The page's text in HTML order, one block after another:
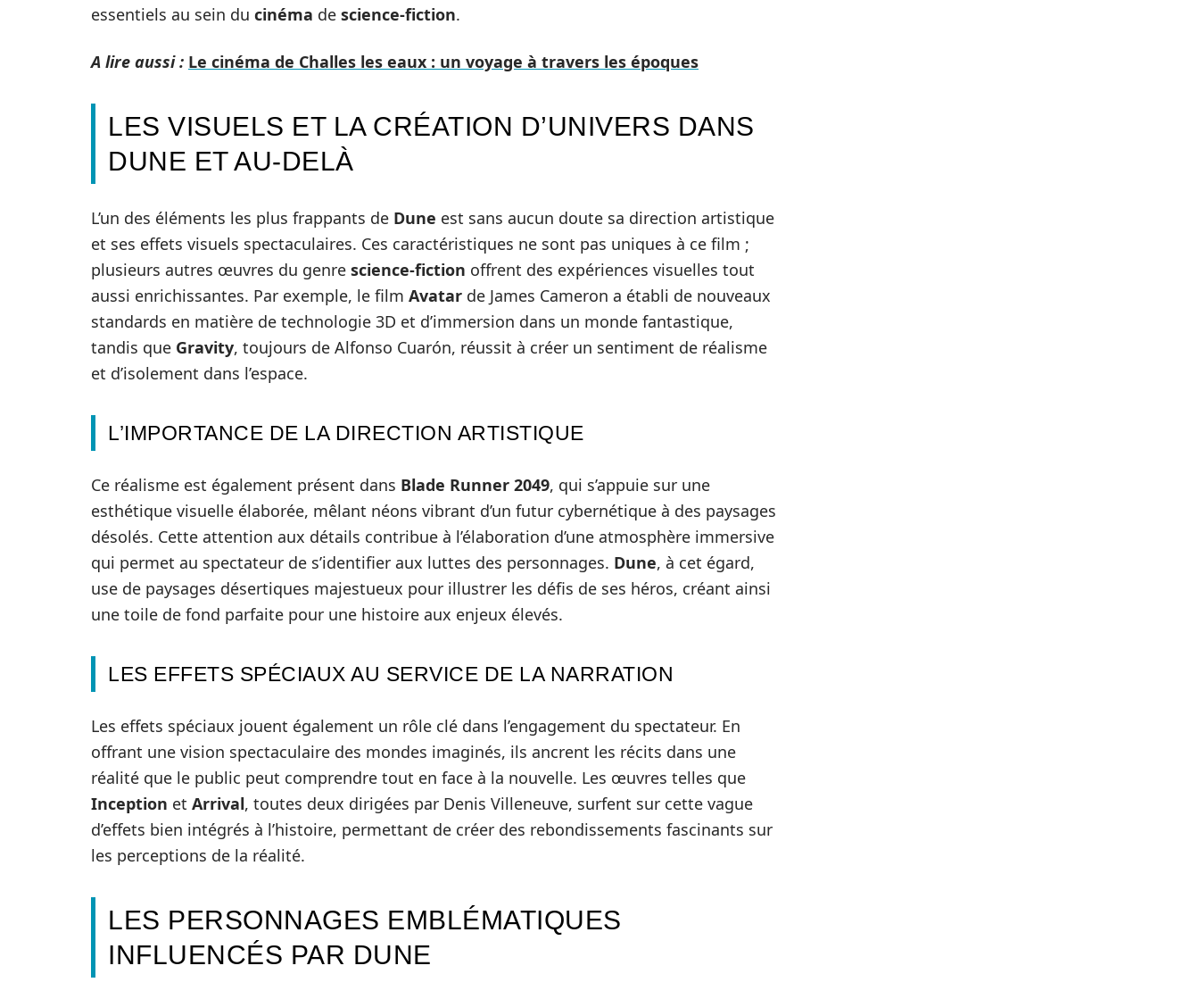
essentiels au sein du cinéma de science-fiction.
A lire aussi : Le cinéma de Challes les eaux : un voyage à travers les époques
LES VISUELS ET LA CRÉATION D’UNIVERS DANS
DUNE ET AU-DELÀ
L’un des éléments les plus frappants de Dune est sans aucun doute sa direction artistique
et ses effets visuels spectaculaires. Ces caractéristiques ne sont pas uniques à ce film ;
plusieurs autres œuvres du genre science-fiction offrent des expériences visuelles tout
aussi enrichissantes. Par exemple, le film Avatar de James Cameron a établi de nouveaux
standards en matière de technologie 3D et d’immersion dans un monde fantastique,
tandis que Gravity, toujours de Alfonso Cuarón, réussit à créer un sentiment de réalisme
et d’isolement dans l’espace.
L’IMPORTANCE DE LA DIRECTION ARTISTIQUE
Ce réalisme est également présent dans Blade Runner 2049, qui s’appuie sur une
esthétique visuelle élaborée, mêlant néons vibrant d’un futur cybernétique à des paysages
désolés. Cette attention aux détails contribue à l’élaboration d’une atmosphère immersive
qui permet au spectateur de s’identifier aux luttes des personnages. Dune, à cet égard,
use de paysages désertiques majestueux pour illustrer les défis de ses héros, créant ainsi
une toile de fond parfaite pour une histoire aux enjeux élevés.
LES EFFETS SPÉCIAUX AU SERVICE DE LA NARRATION
Les effets spéciaux jouent également un rôle clé dans l’engagement du spectateur. En
offrant une vision spectaculaire des mondes imaginés, ils ancrent les récits dans une
réalité que le public peut comprendre tout en face à la nouvelle. Les œuvres telles que
Inception et Arrival, toutes deux dirigées par Denis Villeneuve, surfent sur cette vague
d’effets bien intégrés à l’histoire, permettant de créer des rebondissements fascinants sur
les perceptions de la réalité.
LES PERSONNAGES EMBLÉMATIQUES
INFLUENCÉS PAR DUNE